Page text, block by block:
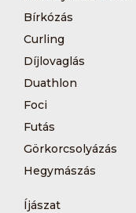
Bírkózás
Curling
Díjlovaglás
Duathlon
Foci
Futás
Görkorcsolyázás
Hegymászás
Íjászat